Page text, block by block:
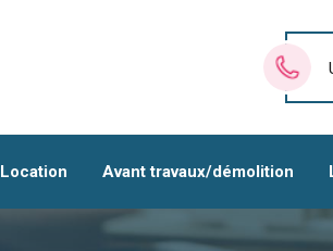
Location Avant travaux/démolition